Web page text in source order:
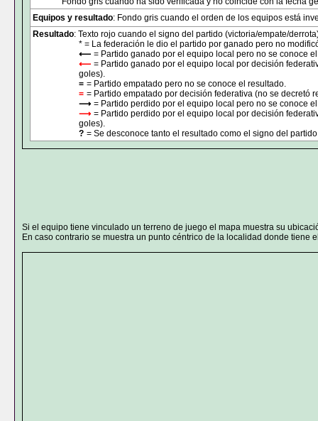
Equipos y resultado: Fondo gris cuando el orden de los equipos está
Resultado: Texto rojo cuando el signo del partido (victoria/empate/
* = La federación le dio el partido por ganado pero no
⟵ = Partido ganado por el equipo local pero no se conoce
⟵ = Partido ganado por el equipo local por decisión
goles).
= = Partido empatado pero no se conoce el resultado.
= = Partido empatado por decisión federativa (no se decretó
⟶ = Partido perdido por el equipo local pero no se conoce
⟶ = Partido perdido por el equipo local por decisión
goles).
? = Se desconoce tanto el resultado como el signo del
Si el equipo tiene vinculado un terreno de juego el mapa muestra su
En caso contrario se muestra un punto céntrico de la localidad donde tiene